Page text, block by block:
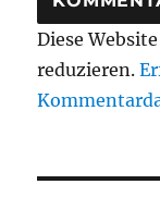
Diese
reduzieren.